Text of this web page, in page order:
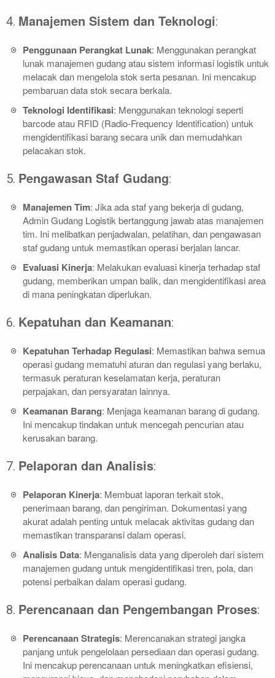
4. Manajemen Sistem dan Teknologi:
Penggunaan Perangkat Lunak: Menggunakan perangkat
lunak manajemen gudang atau sistem informasi logistik untuk
melacak dan mengelola stok serta pesanan. Ini mencakup
pembaruan data stok secara berkala.
Teknologi Identifikasi: Menggunakan teknologi seperti
barcode atau RFID (Radio-Frequency Identification) untuk
mengidentifikasi barang secara unik dan memudahkan
pelacakan stok.
5. Pengawasan Staf Gudang:
Manajemen Tim: Jika ada staf yang bekerja di gudang,
Admin Gudang Logistik bertanggung jawab atas manajemen
tim. Ini melibatkan penjadwalan, pelatihan, dan pengawasan
staf gudang untuk memastikan operasi berjalan lancar.
Evaluasi Kinerja: Melakukan evaluasi kinerja terhadap staf
gudang, memberikan umpan balik, dan mengidentifikasi area
di mana peningkatan diperlukan.
6. Kepatuhan dan Keamanan:
Kepatuhan Terhadap Regulasi: Memastikan bahwa semua
operasi gudang mematuhi aturan dan regulasi yang berlaku,
termasuk peraturan keselamatan kerja, peraturan
perpajakan, dan persyaratan lainnya.
Keamanan Barang: Menjaga keamanan barang di gudang.
Ini mencakup tindakan untuk mencegah pencurian atau
kerusakan barang.
7. Pelaporan dan Analisis:
Pelaporan Kinerja: Membuat laporan terkait stok,
penerimaan barang, dan pengiriman. Dokumentasi yang
akurat adalah penting untuk melacak aktivitas gudang dan
memastikan transparansi dalam operasi.
Analisis Data: Menganalisis data yang diperoleh dari sistem
manajemen gudang untuk mengidentifikasi tren, pola, dan
potensi perbaikan dalam operasi gudang.
8. Perencanaan dan Pengembangan Proses:
Perencanaan Strategis: Merencanakan strategi jangka
panjang untuk pengelolaan persediaan dan operasi gudang.
Ini mencakup perencanaan untuk meningkatkan efisiensi,